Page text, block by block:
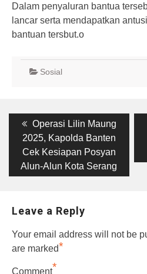
Dalam penyaluran bantua
lancar serta mendapatkan
bantuan tersbut.o
Sosial
Post
navigation
Previous
post:
Operasi Lilin Maung
2025, Kapolda Banten
Cek Kesiapan Posyan
Alun-Alun Kota Serang
Leave a Reply
Your email address will not be
are marked*
Comment*